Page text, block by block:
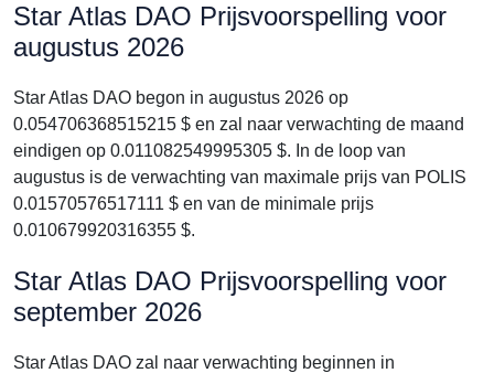
Star Atlas DAO Prijsvoorspelling voor
augustus 2026
Star Atlas DAO begon in augustus 2026 op
0.054706368515215 $ en zal naar verwachting de maand
eindigen op 0.011082549995305 $. In de loop van
augustus is de verwachting van maximale prijs van POLIS
0.01570576517111 $ en van de minimale prijs
0.010679920316355 $.
Star Atlas DAO Prijsvoorspelling voor
september 2026
Star Atlas DAO zal naar verwachting beginnen in